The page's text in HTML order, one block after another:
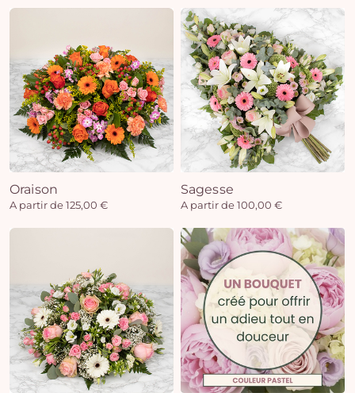
Oraison
A partir de 125,00 €
Sagesse
A partir de 100,00 €